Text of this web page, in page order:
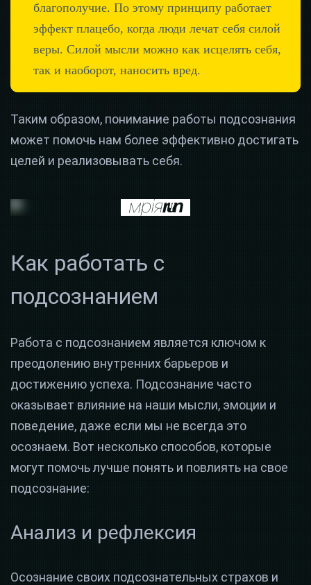
благополучие. По этому принципу работает
эффект плацебо, когда люди лечат себя силой
веры. Силой мысли можно как исцелять себя,
так и наоборот, наносить вред.
Таким образом, понимание работы подсознания
может помочь нам более эффективно достигать
целей и реализовывать себя.
Как работать с
подсознанием
Работа с подсознанием является ключом к
преодолению внутренних барьеров и
достижению успеха. Подсознание часто
оказывает влияние на наши мысли, эмоции и
поведение, даже если мы не всегда это
осознаем. Вот несколько способов, которые
могут помочь лучше понять и повлиять на свое
подсознание:
Анализ и рефлексия
Осознание своих подсознательных страхов и